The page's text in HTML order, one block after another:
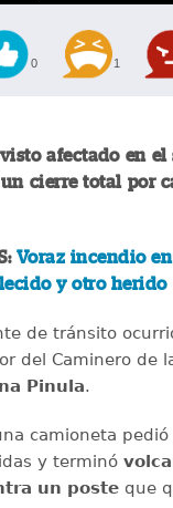
0 1
afectado en el
cierre total por
Voraz incendio
y otro herido
de tránsito
del Caminero de
Pinula.
camioneta
y terminó
un posteque